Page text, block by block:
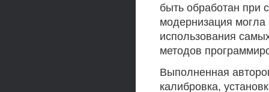
быть обработан при
модернизация
использования
методов
Выполненная
калибровка,